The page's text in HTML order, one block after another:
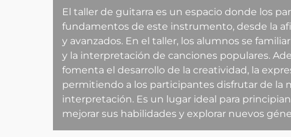
El taller de guitarra es un espacio donde los
fundamentos de este instrumento, desde la
y avanzados. En el taller, los alumnos se
y la interpretación de canciones populares.
fomenta el desarrollo de la creatividad, la
permitiendo a los participantes disfrutar de la
interpretación. Es un lugar ideal para
mejorar sus habilidades y explorar nuevos